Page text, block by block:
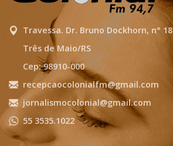
Travessa. Dr. Bruno Dockhorn, n° 18
Três de Maio/RS
Cep: 98910-000
recepcaocolonialfm@gmail.com
jornalismocolonial@gmail.com
55 3535.1022